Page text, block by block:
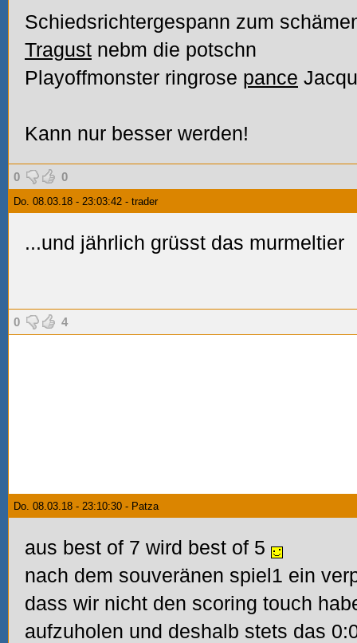
Schiedsrichtergespann zum
Tragust nebm die potschn
Playoffmonster ringrose pance
Kann nur besser werden!
0 0
Do. 08.03.18 - 23:03:42 - trader
...und jährlich grüsst das murmeltier
0 4
Do. 08.03.18 - 23:10:30 - Patza
aus best of 7 wird best of 5
nach dem souveränen spiel1 ein
dass wir nicht den scoring touch
aufzuholen und deshalb stets das